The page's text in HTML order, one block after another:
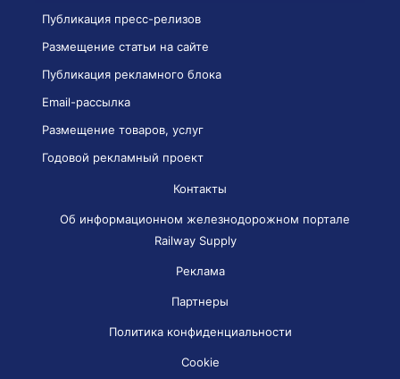
Публикация пресс-релизов
Размещение статьи на сайте
Публикация рекламного блока
Email-рассылка
Размещение товаров, услуг
Годовой рекламный проект
Контакты
Об информационном железнодорожном портале
Railway Supply
Реклама
Партнеры
Политика конфиденциальности
Cookie